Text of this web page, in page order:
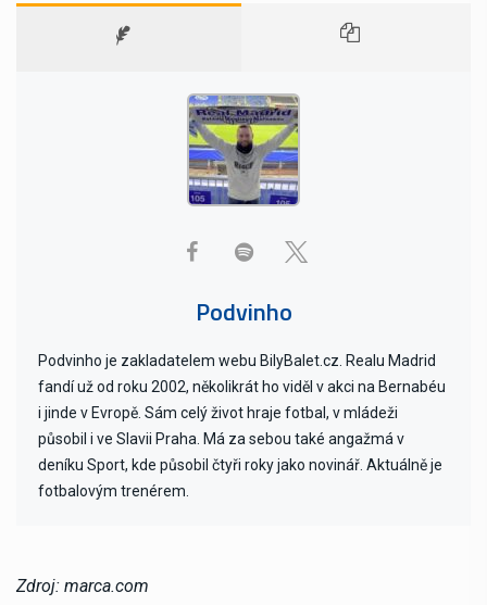
Podvinho
Podvinho je zakladatelem webu BilyBalet.cz. Realu Madrid
fandí už od roku 2002, několikrát ho viděl v akci na Bernabéu
i jinde v Evropě. Sám celý život hraje fotbal, v mládeži
působil i ve Slavii Praha. Má za sebou také angažmá v
deníku Sport, kde působil čtyři roky jako novinář. Aktuálně je
fotbalovým trenérem.
Zdroj: marca.com